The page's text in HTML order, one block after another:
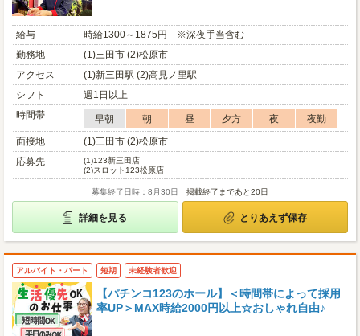
給与
時給1300～1875円 ※深夜手当含む
勤務地
(1)三田市 (2)松原市
アクセス
(1)新三田駅 (2)高見ノ里駅
シフト
週1日以上
時間帯
早朝 朝 昼 夕方 夜
夜勤
面接地
(1)三田市 (2)松原市
応募先
(1)123新三田店
(2)スロット123松原店
募集終了日時：8月30日 掲載終了まであと20日
詳細を見る とりあえず保存
アルバイト・パート 短期 未経験者歓迎
【パチンコ123のホール】＜時間帯によって採用
率UP＞MAX時給2000円以上☆おしゃれ自由♪